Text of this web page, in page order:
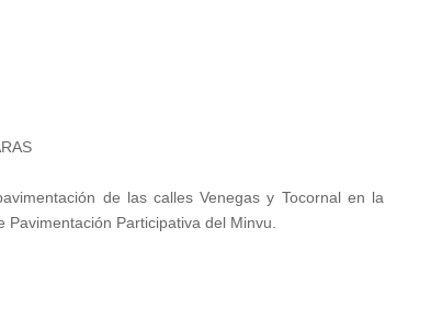
de las calles Venegas y Tocornal en la
Participativa del Minvu.